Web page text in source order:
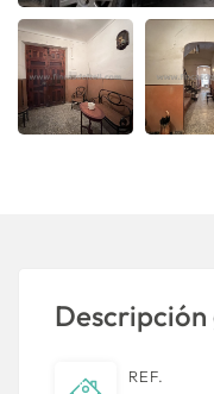
Descripción
REF.